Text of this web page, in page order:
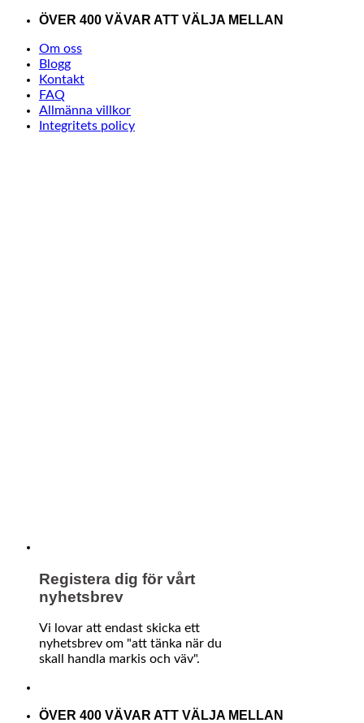
Skip
content
ÖVER 400 VÄVAR ATT VÄLJA MELLAN
Om oss
Blogg
Kontakt
FAQ
Allmänna villkor
Integritets policy
Registera dig för vårt
nyhetsbrev
Vi lovar att endast skicka ett
nyhetsbrev om "att tänka när du
skall handla markis och väv".
ÖVER 400 VÄVAR ATT VÄLJA MELLAN